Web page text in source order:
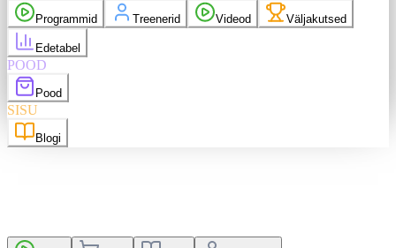
Programmid Treenerid Videod Väljakutsed
Edetabel
POOD
Pood
SISU
Blogi
Logi välja
EN
Edetabel